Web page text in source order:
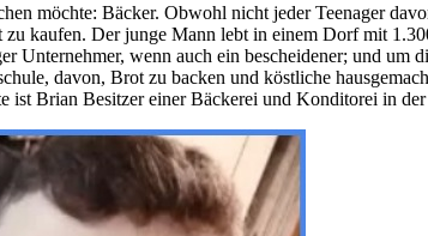
möchte: Bäcker. Obwohl nicht jeder Teenager
kaufen. Der junge Mann lebt in einem Dorf mit
Unternehmer, wenn auch ein bescheidener; und um
davon, Brot zu backen und köstliche
ist Brian Besitzer einer Bäckerei und Konditorei in